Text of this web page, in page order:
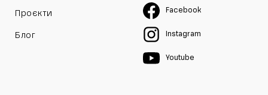
Проєкти
Блог
Facebook
Instagram
Youtube